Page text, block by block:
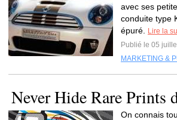
avec ses
conduite type
épuré.
Lire la
Publié le 05
MARKETING &
Never Hide Rare Prints
On connais